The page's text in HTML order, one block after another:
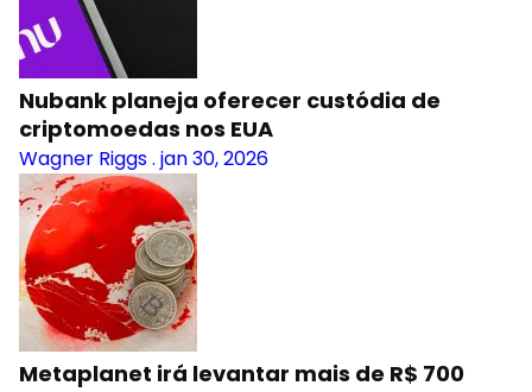
Nubank planeja oferecer custódia de
criptomoedas nos EUA
Wagner Riggs. jan 30, 2026
Metaplanet irá levantar mais de R$ 700